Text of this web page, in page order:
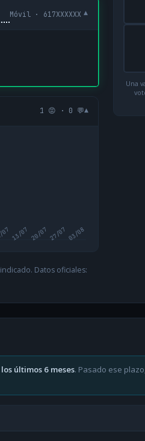
Móvil · 617XXXXXX ▾
1 😡 · 0 💬▾
13/07 20/07 27/07 03/08
Datos oficiales:
Una
últimos 6 meses. Pasado ese